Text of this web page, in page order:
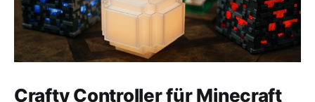
Crafty Controller für Minecraft